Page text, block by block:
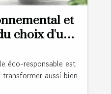
et
choix d'un
éco-responsable est
aussi bien